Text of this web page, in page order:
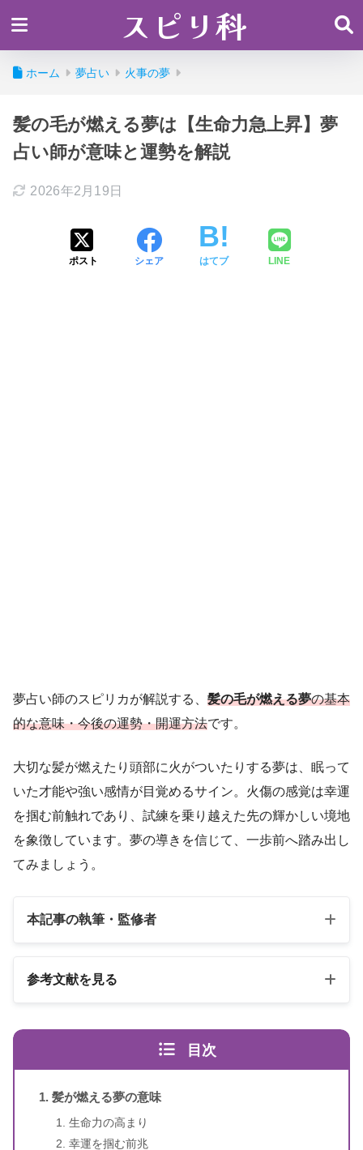
スピリ科
ホーム 夢占い 火事の夢
髪の毛が燃える夢は【生命力急上昇】夢
占い師が意味と運勢を解説
2026年2月19日
ポスト シェア はてブ LINE
夢占い師のスピリカが解説する、 髪の毛が燃える夢の基本
的な意味・今後の運勢・開運方法です。
大切な髪が燃えたり頭部に火がついたりする夢は、眠って
いた才能や強い感情が目覚めるサイン。火傷の感覚は幸運
を掴む前触れであり、試練を乗り越えた先の輝かしい境地
を象徴しています。夢の導きを信じて、一歩前へ踏み出し
てみましょう。
本記事の執筆・監修者
スピリカ
参考文献を見る
書籍名 夢占い 幸運のキーワード1100
著者 御瀧政子
目次
髪が燃える夢の意味
生命力の高まり
幸運を掴む前兆